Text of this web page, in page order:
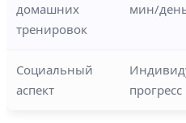
домашних
тренировок
мин/
Социальный
аспект